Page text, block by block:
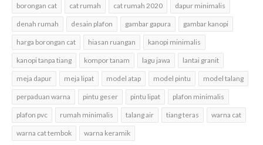
borongan cat cat rumah cat rumah 2020 dapur minimalis
denah rumah desain plafon gambar gapura gambar kanopi
harga borongan cat hiasan ruangan kanopi minimalis
kanopi tanpa tiang kompor tanam lagu jawa lantai granit
meja dapur meja lipat model atap model pintu model talang
perpaduan warna pintu geser pintu lipat plafon minimalis
plafon pvc rumah minimalis talang air tiang teras warna cat
warna cat tembok warna keramik